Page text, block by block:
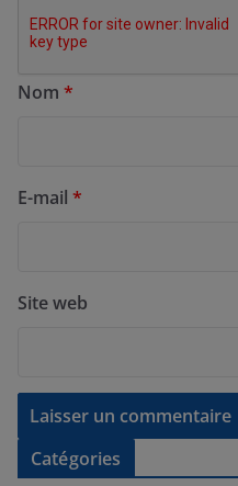
Nom *
E-mail *
Site web
Catégories